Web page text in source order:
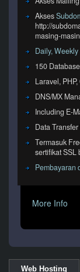
Akses
http://
masing-
Daily,
150
Laravel,
DNS/MX
Including E-
Data
Termasuk
sertifikat SSL
Pembayaran
More Info
Web Hosting